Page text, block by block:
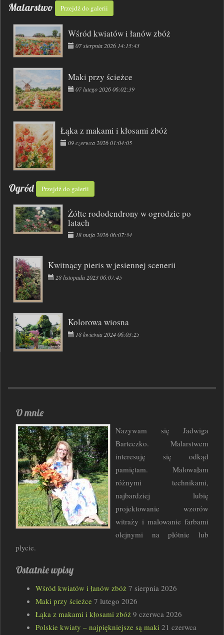
Malarstwo Przejdź do galerii
Wśród kwiatów i łanów zbóż
07 sierpnia 2026 14:15:43
Maki przy ścieżce
07 lutego 2026 06:02:39
Łąka z makami i kłosami zbóż
09 czerwca 2026 01:04:05
Ogród Przejdź do galerii
Żółte rododendrony w ogrodzie po
latach
18 maja 2026 06:07:34
Kwitnący pieris w jesiennej scenerii
28 listopada 2023 06:07:45
Kolorowa wiosna
18 kwietnia 2024 06:03:25
O mnie
Nazywam się Jadwiga
Barteczko. Malarstwem
interesuję się odkąd
pamiętam. Malowałam
różnymi technikami,
najbardziej lubię
projektowanie wzorów
witraży i malowanie farbami
olejnymi na płótnie lub
płycie.
Ostatnie wpisy
Wśród kwiatów i łanów zbóż 7 sierpnia 2026
Maki przy ścieżce 7 lutego 2026
Łąka z makami i kłosami zbóż 9 czerwca 2026
Polskie kwiaty – najpiękniejsze są maki 21 czerwca